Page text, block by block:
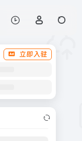
立即入驻